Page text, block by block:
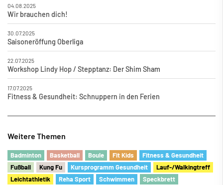
04.08.2025
Wir brauchen dich!
30.07.2025
Saisoneröffung Oberliga
22.07.2025
Workshop Lindy Hop / Stepptanz: Der Shim Sham
17.07.2025
Fitness & Gesundheit: Schnuppern in den Ferien
Weitere Themen
Badminton Basketball Boule Fit Kids
Fitness & Gesundheit
Fußball Kung Fu Kursprogramm Gesundheit
Lauf-/Walkingtreff
Leichtathletik
Reha Sport Schwimmen
Speckbrett